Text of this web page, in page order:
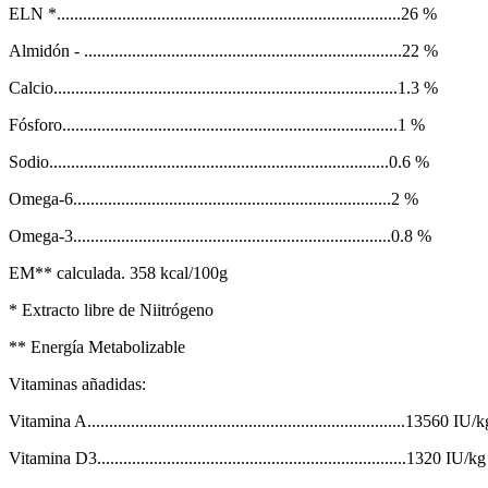
ELN *...............................................................................26 %
Almidón - .........................................................................22 %
Calcio...............................................................................1.3 %
Fósforo.............................................................................1 %
Sodio..............................................................................0.6 %
Omega-6.........................................................................2 %
Omega-3.........................................................................0.8 %
EM** calculada. 358 kcal/100g
* Extracto libre de Niitrógeno
** Energía Metabolizable
Vitaminas añadidas:
Vitamina A.........................................................................13560 IU/
Vitamina D3.......................................................................1320 IU/kg